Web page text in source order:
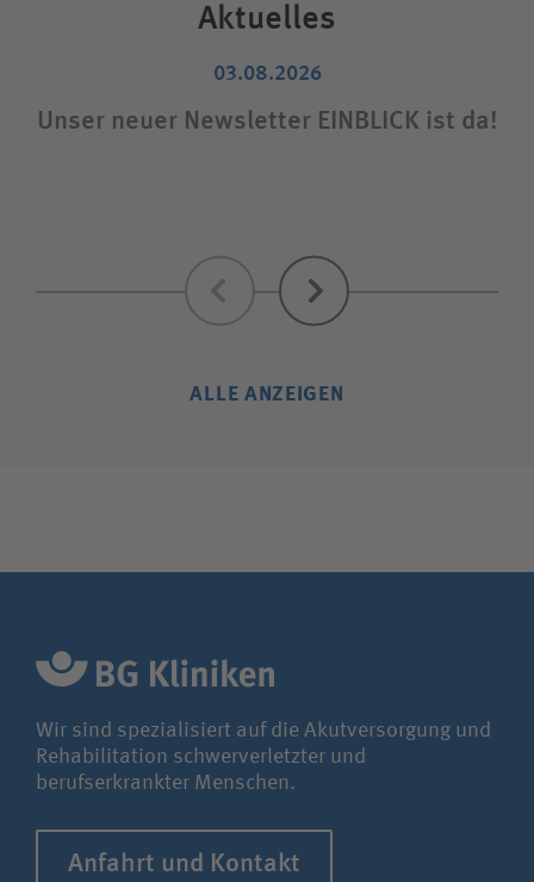
Aktuelles
03.08.2026
Unser neuer Newsletter EINBLICK ist da!
Zurück Weiter
ALLE ANZEIGEN
Wir sind spezialisiert auf die Akutversorgung und
Rehabilitation schwerverletzter und
berufserkrankter Menschen.
Anfahrt und Kontakt